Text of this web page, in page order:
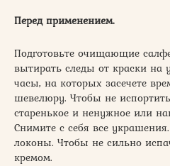
Перед применением.
Подготовьте очищающие
вытирать следы от краски на
часы, на которых засечете
шевелюру. Чтобы не
старенькое и ненужное или
Снимите с себя все
локоны. Чтобы не сильно
кремом.